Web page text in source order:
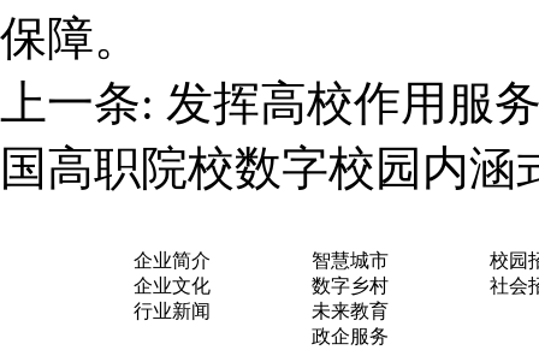
保障。
上一条: 发挥高校作用服
国高职院校数字校园内涵
企业简介
企业文化
行业新闻
智慧城市
数字乡村
未来教育
政企服务
校园
社会